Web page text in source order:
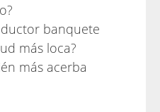
banquete
más loca?
más acerba